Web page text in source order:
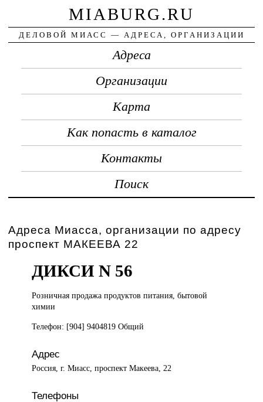
MIABURG.RU
ДЕЛОВОЙ МИАСС — АДРЕСА, ОРГАНИЗАЦИИ
Адреса
Организации
Карта
Как попасть в каталог
Контакты
Поиск
Адреса Миасса, организации по адресу
проспект МАКЕЕВА 22
ДИКСИ N 56
Розничная продажапродуктов питания, бытовой
химии
Телефон: [904] 9404819 Общий
Адрес
Россия, г. Миасс, проспект Макеева, 22
Телефоны